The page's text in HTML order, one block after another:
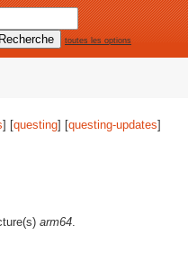
toutes les options
] [questing] [questing-updates]
arm64.